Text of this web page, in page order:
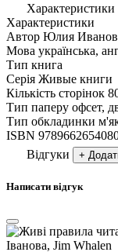
Характеристики
Характеристики
Автор Юлия
Мова українська,
Тип книга
Серія Живые книги
Кількість сторінок
Тип паперу офсет,
Тип обкладинки
ISBN
Відгуки
+
Написати відгук